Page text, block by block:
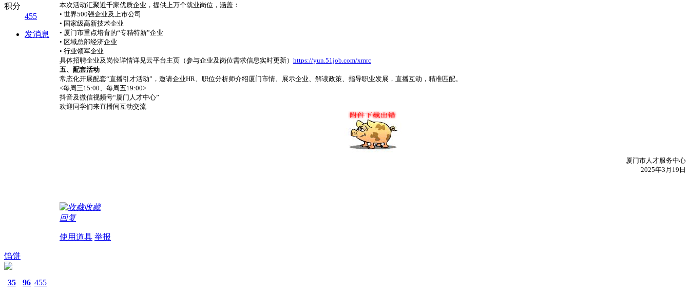
积分
455
发消息
本次活动汇聚近千家优质企业，提供上万个就业岗位，涵盖：
• 世界500强企业及上市公司
• 国家级高新技术企业
• 厦门市重点培育的“专精特新”企业
• 区域总部经济企业
• 行业领军企业
具体招聘企业及岗位详情详见云平台主页（参与企业及岗位需求信息实时更新） https://yun.51job.com/xmrc
五、配套活动
常态化开展配套“直播引才活动”，邀请企业HR、职位分析师介绍厦门市情、展示企业、解读政策、指导职业发展，直播互动，精准匹配。
<每周三15:00、每周五19:00>
抖音及微信视频号“厦门人才中心”
欢迎同学们来直播间互动交流
厦门市人才服务中心
2025年3月19日
收藏
回复
使用道具 举报
馅饼
35 96 455